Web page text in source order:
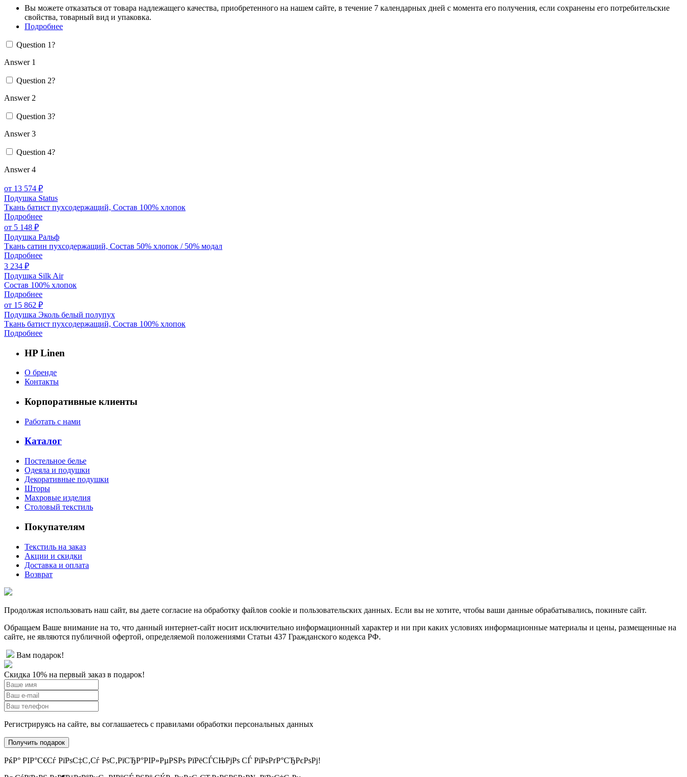
Вы можете отказаться от товара надлежащего качества, приобретенного на нашем сайте, в течение 7 календарных дней с момента его получения, если сохранены его потребительские
свойства, товарный вид и упаковка.
Подробнее
Question 1?
Answer 1
Question 2?
Answer 2
Question 3?
Answer 3
Question 4?
Answer 4
от 13 574 ₽
Подушка Status
Ткань батист пухсодержащий, Состав 100% хлопок
Подробнее
от 5 148 ₽
Подушка Ральф
Ткань сатин пухсодержащий, Состав 50% хлопок / 50% модал
Подробнее
3 234 ₽
Подушка Silk Air
Состав 100% хлопок
Подробнее
от 15 862 ₽
Подушка Эколь белый полупух
Ткань батист пухсодержащий, Состав 100% хлопок
Подробнее
HP Linen
О бренде
Контакты
Корпоративные клиенты
Работать с нами
Каталог
Постельное белье
Одеяла и подушки
Декоративные подушки
Шторы
Махровые изделия
Столовый текстиль
Покупателям
Текстиль на заказ
Акции и скидки
Доставка и оплата
Возврат
Продолжая использовать наш сайт, вы даете согласие на обработку файлов cookie и пользовательских данных. Если вы не хотите, чтобы ваши данные обрабатывались, покиньте сайт.
Обращаем Ваше внимание на то, что данный интернет-сайт носит исключительно информационный характер и ни при каких условиях информационные материалы и цены, размещенные на
сайте, не являются публичной офертой, определяемой положениями Статьи 437 Гражданского кодекса РФ.
Вам подарок!
Скидка 10% на первый заказ в подарок!
Регистрируясь на сайте, вы соглашаетесь с правилами обработки персональных данных
РќР° РІР°С€Сѓ РїРѕС‡С‚Сѓ РѕС‚РїСЂР°РІР»РµРЅРѕ РїРёСЃСЊРјРѕ СЃ РїРѕРґР°СЂРєРѕРј!